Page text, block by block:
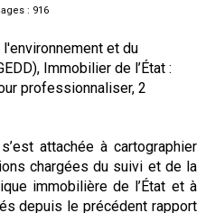
: 916
et du
Immobilier de l’État :
professionnaliser, 2
attachée à cartographier
chargées du suivi et de la
immobilière de l’État et à
depuis le précédent rapport